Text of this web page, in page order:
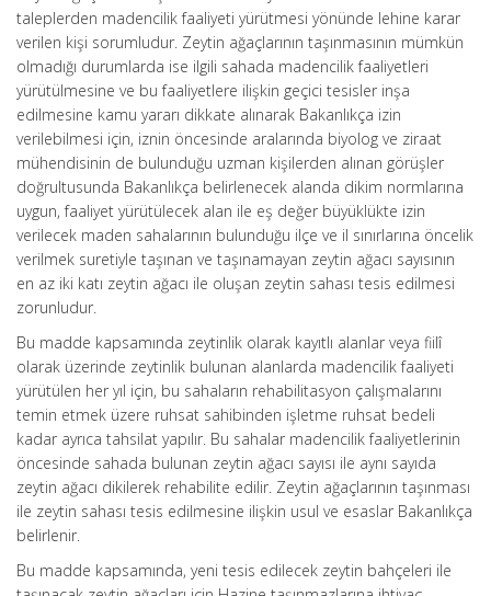
taleplerden madencilik faaliyeti yürütmesi yönünde lehine karar
verilen kişi sorumludur. Zeytin ağaçlarının taşınmasının mümkün
olmadığı durumlarda ise ilgili sahada madencilik faaliyetleri
yürütülmesine ve bu faaliyetlere ilişkin geçici tesisler inşa
edilmesine kamu yararı dikkate alınarak Bakanlıkça izin
verilebilmesi için, iznin öncesinde aralarında biyolog ve ziraat
mühendisinin de bulunduğu uzman kişilerden alınan görüşler
doğrultusunda Bakanlıkça belirlenecek alanda dikim normlarına
uygun, faaliyet yürütülecek alan ile eş değer büyüklükte izin
verilecek maden sahalarının bulunduğu ilçe ve il sınırlarına öncelik
verilmek suretiyle taşınan ve taşınamayan zeytin ağacı sayısının
en az iki katı zeytin ağacı ile oluşan zeytin sahası tesis edilmesi
zorunludur.
Bu madde kapsamında zeytinlik olarak kayıtlı alanlar veya fiilî
olarak üzerinde zeytinlik bulunan alanlarda madencilik faaliyeti
yürütülen her yıl için, bu sahaların rehabilitasyon çalışmalarını
temin etmek üzere ruhsat sahibinden işletme ruhsat bedeli
kadar ayrıca tahsilat yapılır. Bu sahalar madencilik faaliyetlerinin
öncesinde sahada bulunan zeytin ağacı sayısı ile aynı sayıda
zeytin ağacı dikilerek rehabilite edilir. Zeytin ağaçlarının taşınması
ile zeytin sahası tesis edilmesine ilişkin usul ve esaslar Bakanlıkça
belirlenir.
Bu madde kapsamında, yeni tesis edilecek zeytin bahçeleri ile